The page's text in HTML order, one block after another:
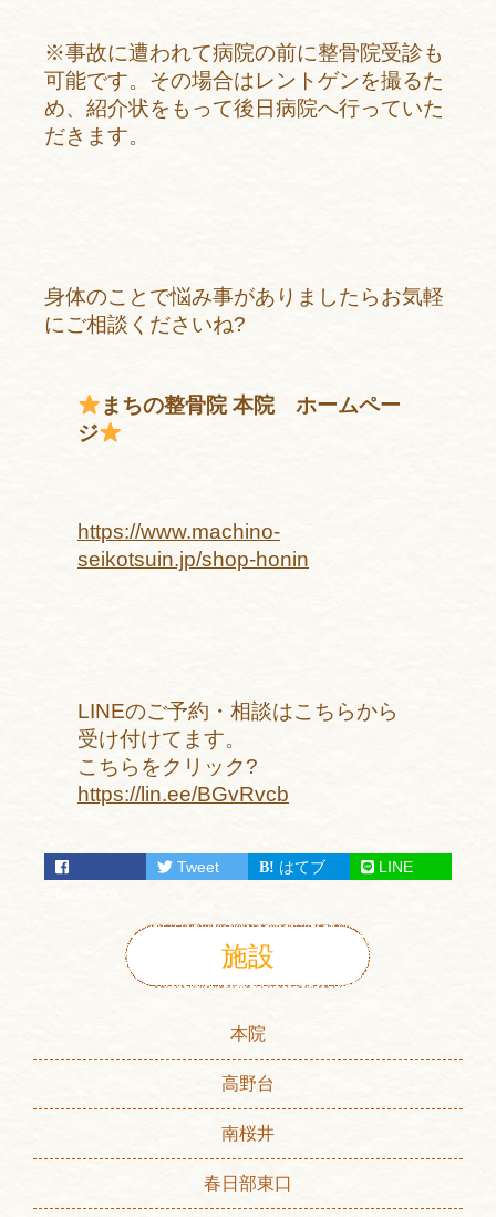
※事故に遭われて病院の前に整骨院受診も
可能です。その場合はレントゲンを撮るた
め、紹介状をもって後日病院へ行っていた
だきます。
身体のことで悩み事がありましたらお気軽
にご相談くださいね?
まちの整骨院 本院 ホームペー
ジ
https://www.machino-
seikotsuin.jp/shop-honin
LINEのご予約・相談はこちらから
受け付けてます。
こちらをクリック?
https://lin.ee/BGvRvcb
Tweet はてブ LINE
施設
本院
高野台
南桜井
春日部東口